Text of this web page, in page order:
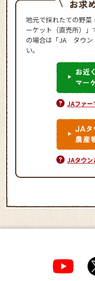
地元で採れたての野
ーケット（直売所）」
の場合は「JA タウン
い。
JAファー
JAタウン